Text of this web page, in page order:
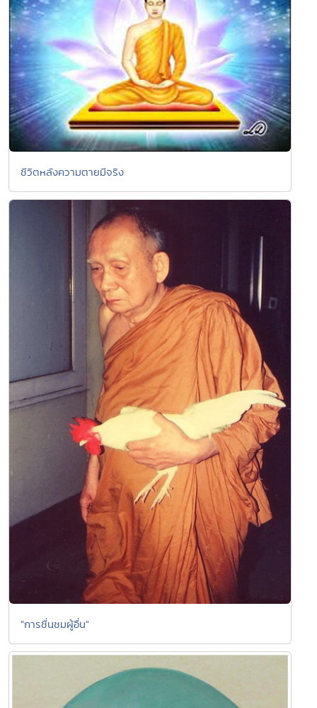
ชีวิตหลังความตายมีจริง
"การชื่นชมผู้อื่น"